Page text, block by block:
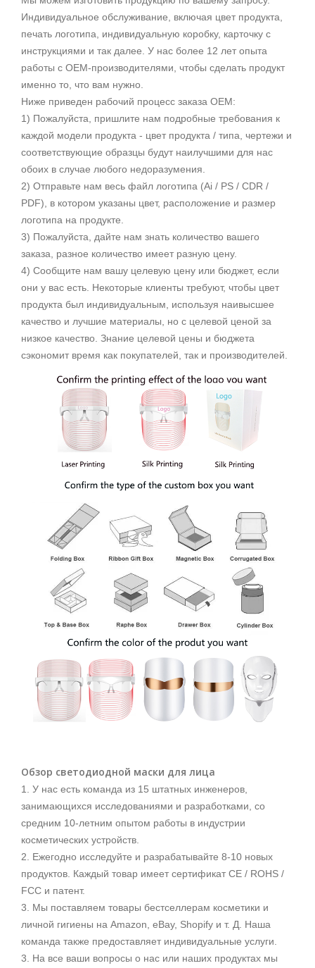
Индивидуальное обслуживание, включая цвет продукта,
печать логотипа, индивидуальную коробку, карточку с
инструкциями и так далее. У нас более 12 лет опыта
работы с OEM-производителями, чтобы сделать продукт
именно то, что вам нужно.
Ниже приведен рабочий процесс заказа OEM:
1) Пожалуйста, пришлите нам подробные требования к
каждой модели продукта - цвет продукта / типа, чертежи и
соответствующие образцы будут наилучшими для нас
обоих в случае любого недоразумения.
2) Отправьте нам весь файл логотипа (Ai / PS / CDR /
PDF), в котором указаны цвет, расположение и размер
логотипа на продукте.
3) Пожалуйста, дайте нам знать количество вашего
заказа, разное количество имеет разную цену.
4) Сообщите нам вашу целевую цену или бюджет, если
они у вас есть. Некоторые клиенты требуют, чтобы цвет
продукта был индивидуальным, используя наивысшее
качество и лучшие материалы, но с целевой ценой за
низкое качество. Знание целевой цены и бюджета
сэкономит время как покупателей, так и производителей.
Обзор светодиодной маски для лица
1. У нас есть команда из 15 штатных инженеров,
занимающихся исследованиями и разработками, со
средним 10-летним опытом работы в индустрии
косметических устройств.
2. Ежегодно исследуйте и разрабатывайте 8-10 новых
продуктов. Каждый товар имеет сертификат CE / ROHS /
FCC и патент.
3. Мы поставляем товары бестселлерам косметики и
личной гигиены на Amazon, eBay, Shopify и т. Д. Наша
команда также предоставляет индивидуальные услуги.
3. На все ваши вопросы о нас или наших продуктах мы